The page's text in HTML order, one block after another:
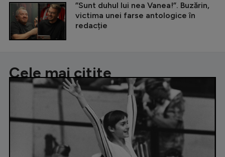
”Sunt duhul lui nea Vanea!”. Buzărin,
victima unei farse antologice în
redacție
Cele mai citite